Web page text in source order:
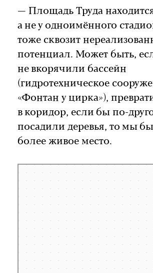
— Площадь Труда
а не у одноимённого
тоже сквозит
потенциал. Может быть,
не вкорячили бассейн
(гидротехническое
«Фонтан у цирка»),
в коридор, если бы по-
посадили деревья, то мы
более живое место.